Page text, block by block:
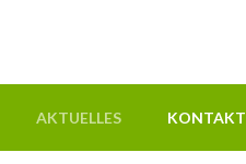
AKTUELLES KONTAKT